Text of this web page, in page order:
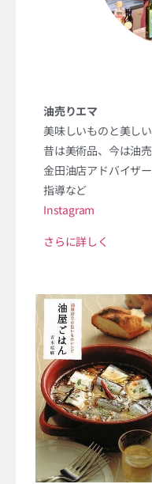
油売りエマ
美味しいものと美しい
昔は美術品、今は油売
金田油店アドバイザ
指導など
Instagram
さらに詳しく